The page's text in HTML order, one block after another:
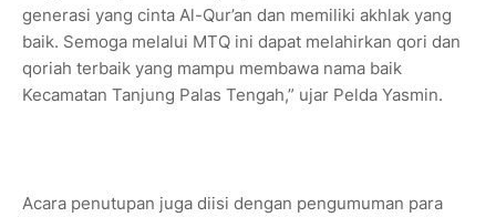
generasi yang cinta Al-Qur’an dan memiliki akhlak yang
baik. Semoga melalui MTQ ini dapat melahirkan qori dan
qoriah terbaik yang mampu membawa nama baik
Kecamatan Tanjung Palas Tengah,” ujar Pelda Yasmin.
Acara penutupan juga diisi dengan pengumuman para